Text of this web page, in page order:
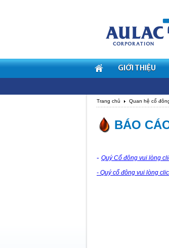
GIỚI THIỆU
Trang chủ Quan hệ cổ
BÁO
- Quý Cổ đông vui lòng
- Quý cổ đông vui lòng